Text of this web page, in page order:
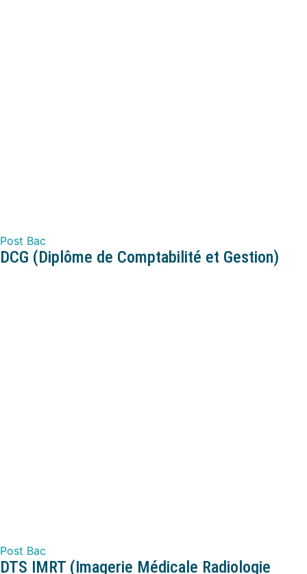
Post Bac
DCG (Diplôme de Comptabilité et Gestion)
Post Bac
DTS IMRT (Imagerie Médicale Radiologie